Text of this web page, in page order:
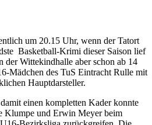
um 20.15 Uhr, wenn der Tatort
Basketball-Krimi dieser Saison lief
der Wittekindhalle aber schon ab 14
Mädchen des TuS Eintracht Rulle mit
Hauptdarsteller.
einen kompletten Kader konnte
Klumpe und Erwin Meyer beim